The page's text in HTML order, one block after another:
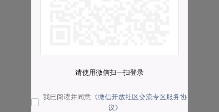
请使用微信扫一扫登录
我已阅读并同意 《微信开放社区交流专区服务协
议》